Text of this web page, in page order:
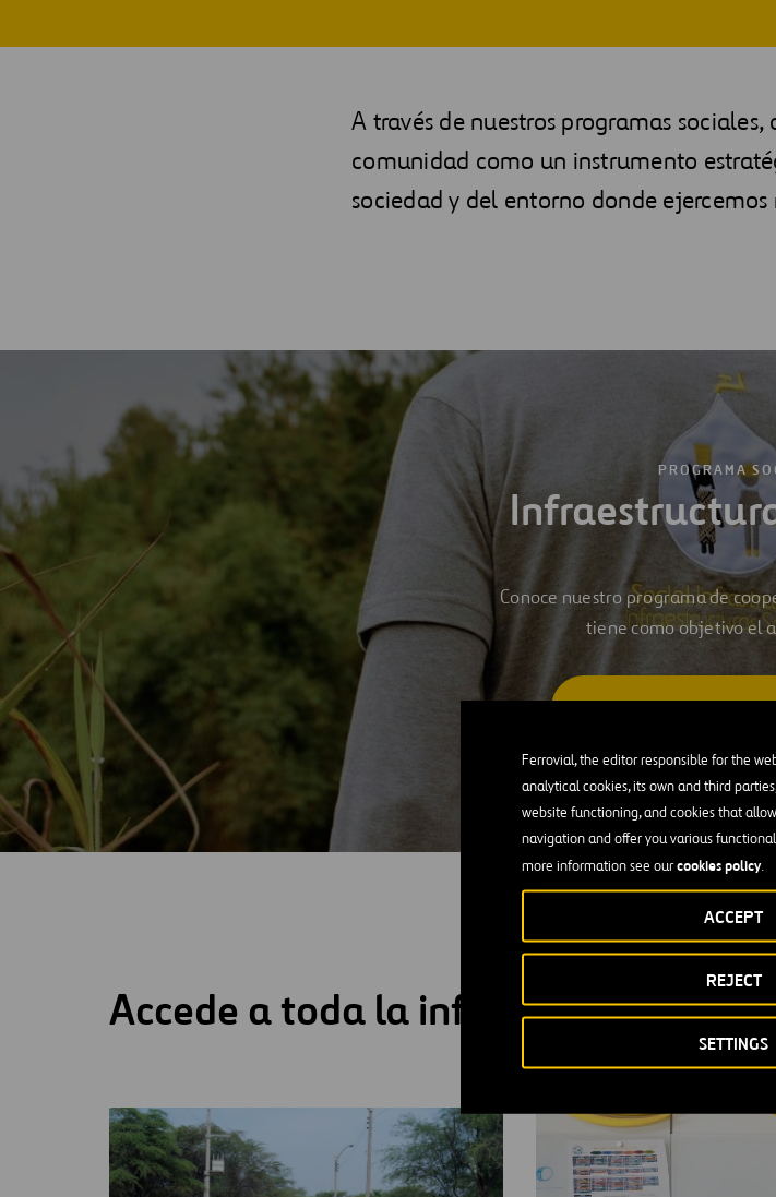
Ferrovial, the editor responsible for the
analytical cookies, its own and third
website functioning, and cookies that
navigation and offer you various
more information see ourcookies policy.
SETTINGS
REJECT
ACCEPT
Ingeniería
Seguridad, salud y bienestar
A través de nuestros programas
comunidad como un instrumento
sociedad y del entorno donde
PROGRAMA
Conoce nuestro programa de
tiene como objetivo el
Accede a toda la información